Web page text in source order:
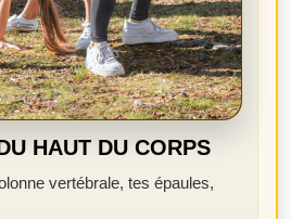
HAUT DU CORPS
vertébrale, tes épaules,